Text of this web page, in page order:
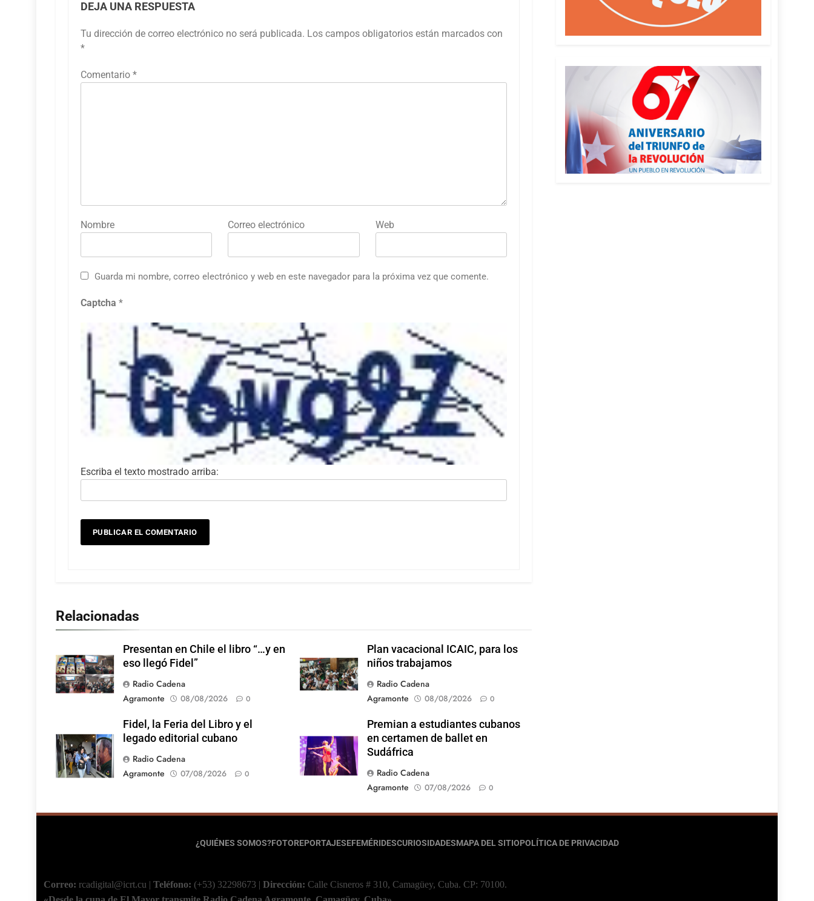
DEJA UNA RESPUESTA
Tu dirección de correo electrónico no será publicada. Los campos obligatorios están marcados con
*
Comentario *
Nombre Correo electrónico Web
Guarda mi nombre, correo electrónico y web en este navegador para la próxima vez que comente.
Captcha *
Escriba el texto mostrado arriba:
Relacionadas
Presentan en Chile el libro “…y en
eso llegó Fidel”
Radio Cadena
Agramonte
08/08/2026 0
Plan vacacional ICAIC, para los
niños trabajamos
Radio Cadena
Agramonte
08/08/2026 0
Fidel, la Feria del Libro y el
legado editorial cubano
Radio Cadena
Agramonte
07/08/2026 0
Premian a estudiantes cubanos
en certamen de ballet en
Sudáfrica
Radio Cadena
Agramonte
07/08/2026 0
¿QUIÉNES SOMOS?FOTOREPORTAJESEFEMÉRIDESCURIOSIDADESMAPA DEL SITIOPOLÍTICA DE PRIVACIDAD
Correo: rcadigital@icrt.cu | Teléfono: (+53) 32298673 | Dirección: Calle Cisneros # 310, Camagüey, Cuba. CP: 70100.